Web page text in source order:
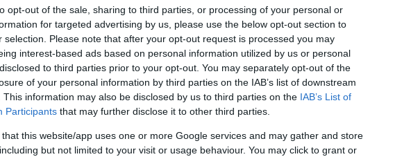
opt-out of the sale, sharing to third parties, or processing of your personal or
for targeted advertising by us, please use the below opt-out section to
selection. Please note that after your opt-out request is processed you may
interest-based ads based on personal information utilized by us or personal
to third parties prior to your opt-out. You may separately opt-out of the
of your personal information by third parties on the IAB’s list of downstream
This information may also be disclosed by us to third parties on the IAB’s List of
Participants that may further disclose it to other third parties.
that this website/app uses one or more Google services and may gather and store
but not limited to your visit or usage behaviour. You may click to grant or
quello della scuola media diIsticadeddu,
e 722 euro, un intervento fondamentale
aule. Le scuole, invece, i cui lavori sono
di via Nanni , di san Pantaleo, i cui lavori di
per 120mila euroe la scuola divia
della nuova facciata ventilata.